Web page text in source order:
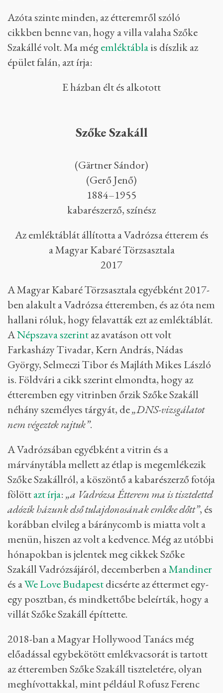
Azóta szinte minden, az étteremről szóló
cikkben benne van, hogy a villa valaha Szőke
Szakállé volt. Ma mégemléktáblais díszlik az
épület falán, azt írja:
E házban élt és alkotott
Szőke Szakáll
(Gärtner Sándor)
(Gerő Jenő)
1884–1955
kabarészerző, színész
Az emléktáblát állította a Vadrózsa étterem és
a Magyar Kabaré Törzsasztala
2017
A Magyar Kabaré Törzsasztala egyébként 2017-
ben alakult a Vadrózsa étteremben, és az óta nem
hallani róluk, hogy felavatták ezt az emléktáblát.
ANépszava szerintaz avatáson ott volt
Farkasházy Tivadar, Kern András, Nádas
György, Selmeczi Tibor és Majláth Mikes László
is. Földvári a cikk szerint elmondta, hogy az
étteremben egy vitrinben őrzik Szőke Szakáll
néhány személyes tárgyát, de„DNS-vizsgálatot
nem végeztek rajtuk”.
A Vadrózsában egyébként a vitrin és a
márványtábla mellett az étlap is megemlékezik
Szőke Szakállról, a köszöntő a kabarészerző fotója
fölöttazt írja: „a Vadrózsa Étterem ma is tisztelettel
adózik házunk első tulajdonosának emléke előtt”, és
korábban elvileg a báránycomb is miatta volt a
menün, hiszen az volt a kedvence. Még az utóbbi
hónapokban is jelentek meg cikkek Szőke
Szakáll Vadrózsájáról, decemberben aMandiner
és aWe Love Budapestdicsérte az éttermet egy-
egy posztban, és mindkettőbe beleírták, hogy a
villát Szőke Szakáll építtette.
2018-ban a Magyar Hollywood Tanács még
előadással egybekötött emlékvacsorát is tartott
az étteremben Szőke Szakáll tiszteletére, olyan
meghívottakkal, mint például Rofusz Ferenc